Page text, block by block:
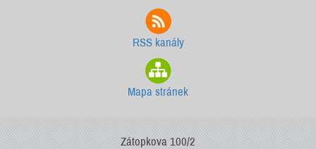
RSS kanály
Mapa stránek
Zátopkova 100/2